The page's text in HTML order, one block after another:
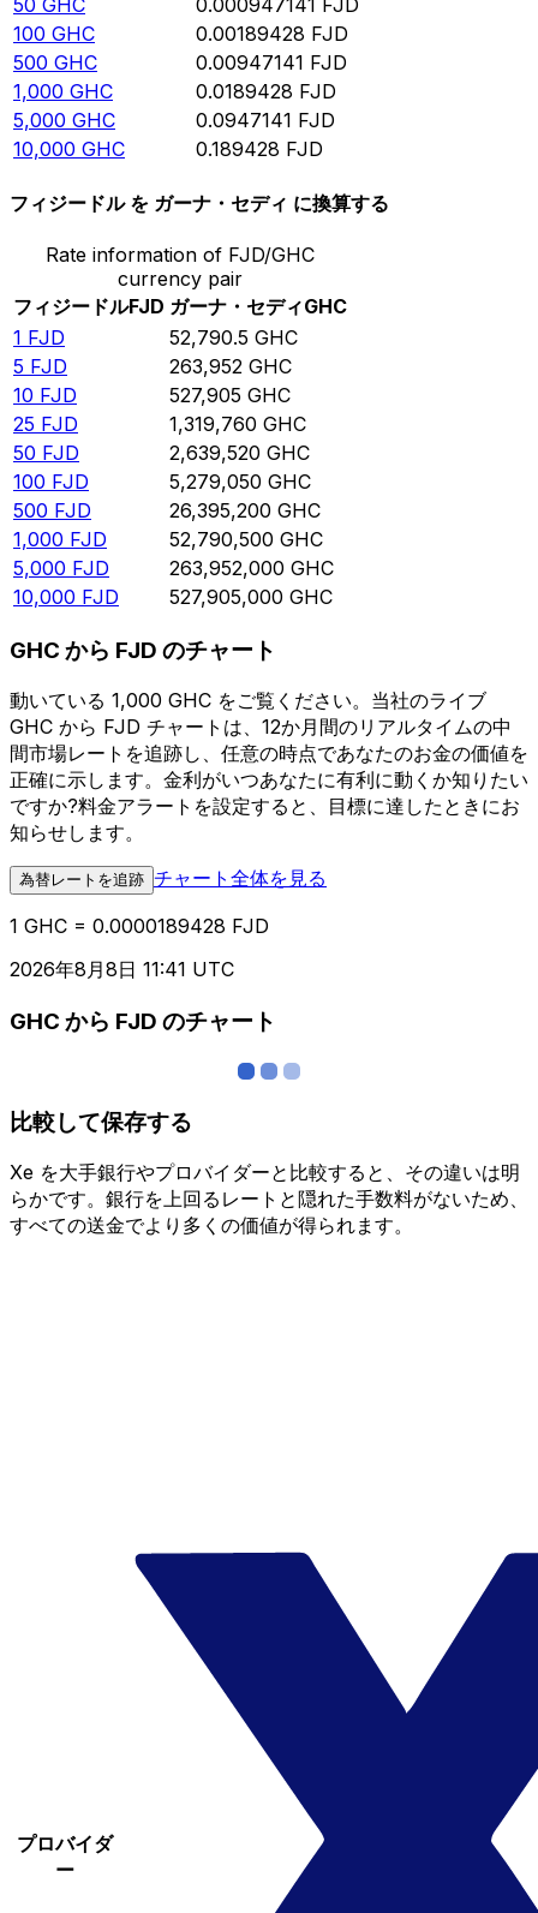
50 GHC 0.000947141 FJD
100 GHC 0.00189428 FJD
500 GHC 0.00947141 FJD
1,000 GHC 0.0189428 FJD
5,000 GHC 0.0947141 FJD
10,000 GHC 0.189428 FJD
フィジードル を ガーナ・セディ に換算する
Rate information of FJD/GHC
currency pair
フィジードルFJD ガーナ・セディGHC
1 FJD 52,790.5 GHC
5 FJD 263,952 GHC
10 FJD 527,905 GHC
25 FJD 1,319,760 GHC
50 FJD 2,639,520 GHC
100 FJD 5,279,050 GHC
500 FJD 26,395,200 GHC
1,000 FJD 52,790,500 GHC
5,000 FJD 263,952,000 GHC
10,000 FJD 527,905,000 GHC
GHC から FJD のチャート
動いている 1,000 GHC をご覧ください。当社のライブ
GHC から FJD チャートは、12か月間のリアルタイムの中
間市場レートを追跡し、任意の時点であなたのお金の価値を
正確に示します。金利がいつあなたに有利に動くか知りたい
ですか?料金アラートを設定すると、目標に達したときにお
知らせします。
為替レートを追跡 チャート全体を見る
1 GHC = 0.0000189428 FJD
2026年8月8日 11:41 UTC
GHC から FJD のチャート
比較して保存する
Xe を大手銀行やプロバイダーと比較すると、その違いは明
らかです。銀行を上回るレートと隠れた手数料がないため、
すべての送金でより多くの価値が得られます。
プロバイダ
ー